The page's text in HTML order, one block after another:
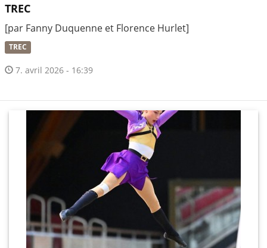
TREC
[par Fanny Duquenne et Florence Hurlet]
TREC
7. avril 2026 - 16:39